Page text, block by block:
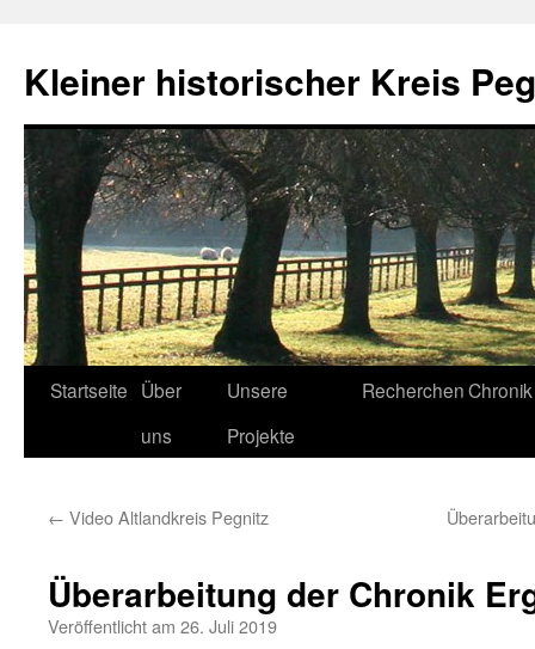
springen
Kleiner historischer Kreis
Startseite Über
uns
Unsere
Projekte
RecherchenChronik
← Video Altlandkreis Pegnitz
Überarbeitung der Chronik
Veröffentlicht am 26. Juli 2019